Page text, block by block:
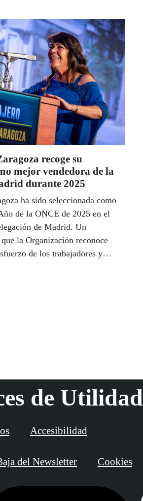
recoge su
mejor vendedora de la
durante 2025
ha sido seleccionada como
de la ONCE de 2025 en el
de Madrid. Un
la Organización reconoce
de los trabajadores y
de Utilidad
Accesibilidad
del Newsletter Cookies